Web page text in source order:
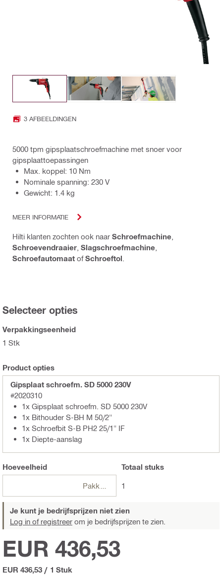
3 AFBEELDINGEN
5000 tpm gipsplaatschroefmachine met snoer voor
gipsplaattoepassingen
Max. koppel: 10 Nm
Nominale spanning: 230 V
Gewicht: 1.4 kg
MEER INFORMATIE
Hilti klanten zochten ook naar Schroefmachine
Schroevendraaier Slagschroefmachine
Schroefautomaat ofSchroeftol
Selecteer opties
Verpakkingseenheid
1 Stk
Product opties
Gipsplaat schroefm. SD 5000 230V
#2020310
1x Gipsplaat schroefm. SD 5000 230V
1x Bithouder S-BH M 50/2"
1x Schroefbit S-B PH2 25/1" IF
1x Diepte-aanslag
Hoeveelheid
Pakketten
Totaal stuks
1
Je kunt je bedrijfsprijzen niet zien
Log in of registreer om je bedrijfsprijzen te zien.
EUR 436,53
EUR 436,53 / 1 Stuk